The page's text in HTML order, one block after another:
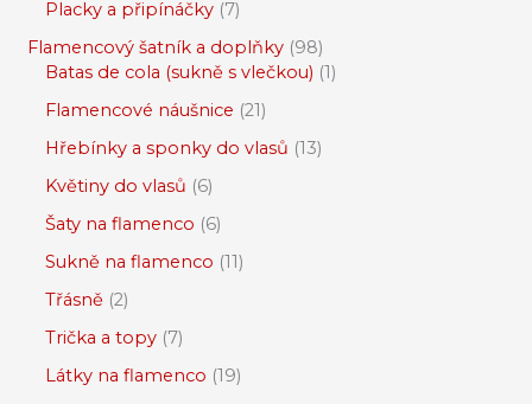
Placky a připínáčky 7
Flamencový šatník a doplňky 98
Batas de cola (sukně s vlečkou) 1
Flamencové náušnice 21
Hřebínky a sponky do vlasů 13
Květiny do vlasů 6
Šaty na flamenco 6
Sukně na flamenco 11
Třásně 2
Trička a topy 7
Látky na flamenco 19